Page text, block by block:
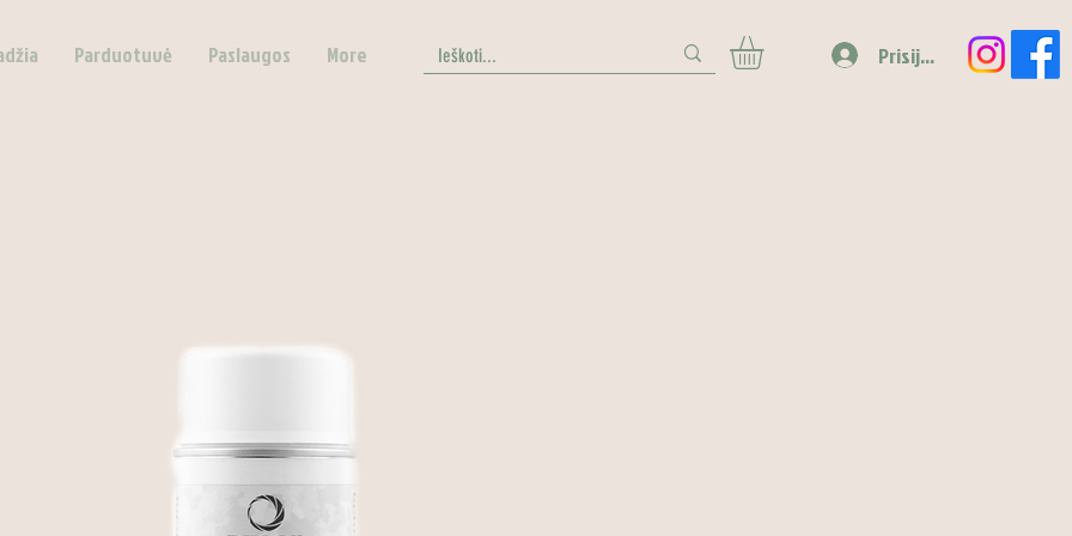
Parduotuvė Paslaugos More Prisijungti